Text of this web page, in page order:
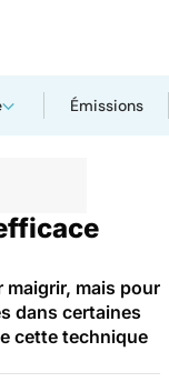
Émissions
mais pour
dans certaines
cette technique